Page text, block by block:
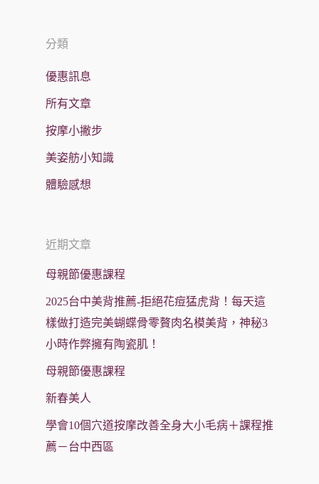
分類
優惠訊息
所有文章
按摩小撇步
美姿舫小知識
體驗感想
近期文章
母親節優惠課程
2025台中美背推薦-拒絕花痘猛虎背！每天這
樣做打造完美蝴蝶骨零贅肉名模美背，神秘3
小時作弊擁有陶瓷肌！
母親節優惠課程
新春美人
學會10個穴道按摩改善全身大小毛病＋課程推
薦－台中西區